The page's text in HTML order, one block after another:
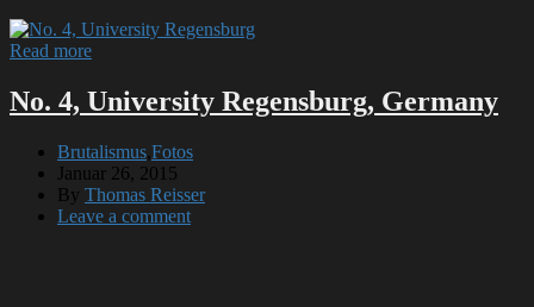
Read more
No. 4, University Regensburg, Germany
Brutalismus,Fotos
Januar 26, 2015
By Thomas Reisser
Leave a comment